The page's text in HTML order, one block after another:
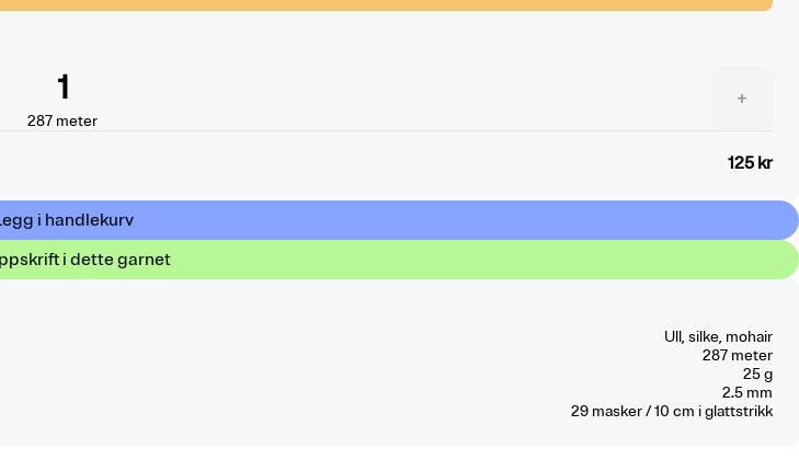
1
287 meter
+
125 kr
i handlekurv
i dette garnet
Ull, silke, mohair
287 meter
25 g
2.5 mm
29 masker / 10 cm i glattstrikk